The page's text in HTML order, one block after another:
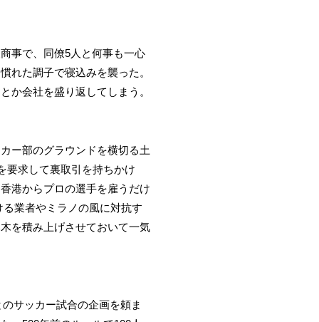
事で、同僚5人と何事も一心
れた調子で寝込みを襲った。
か会社を盛り返してしまう。
ー部のグラウンドを横切る土
要求して裏取引を持ちかけ
港からプロの選手を雇うだけ
業者やミラノの風に対抗す
を積み上げさせておいて一気
サッカー試合の企画を頼ま